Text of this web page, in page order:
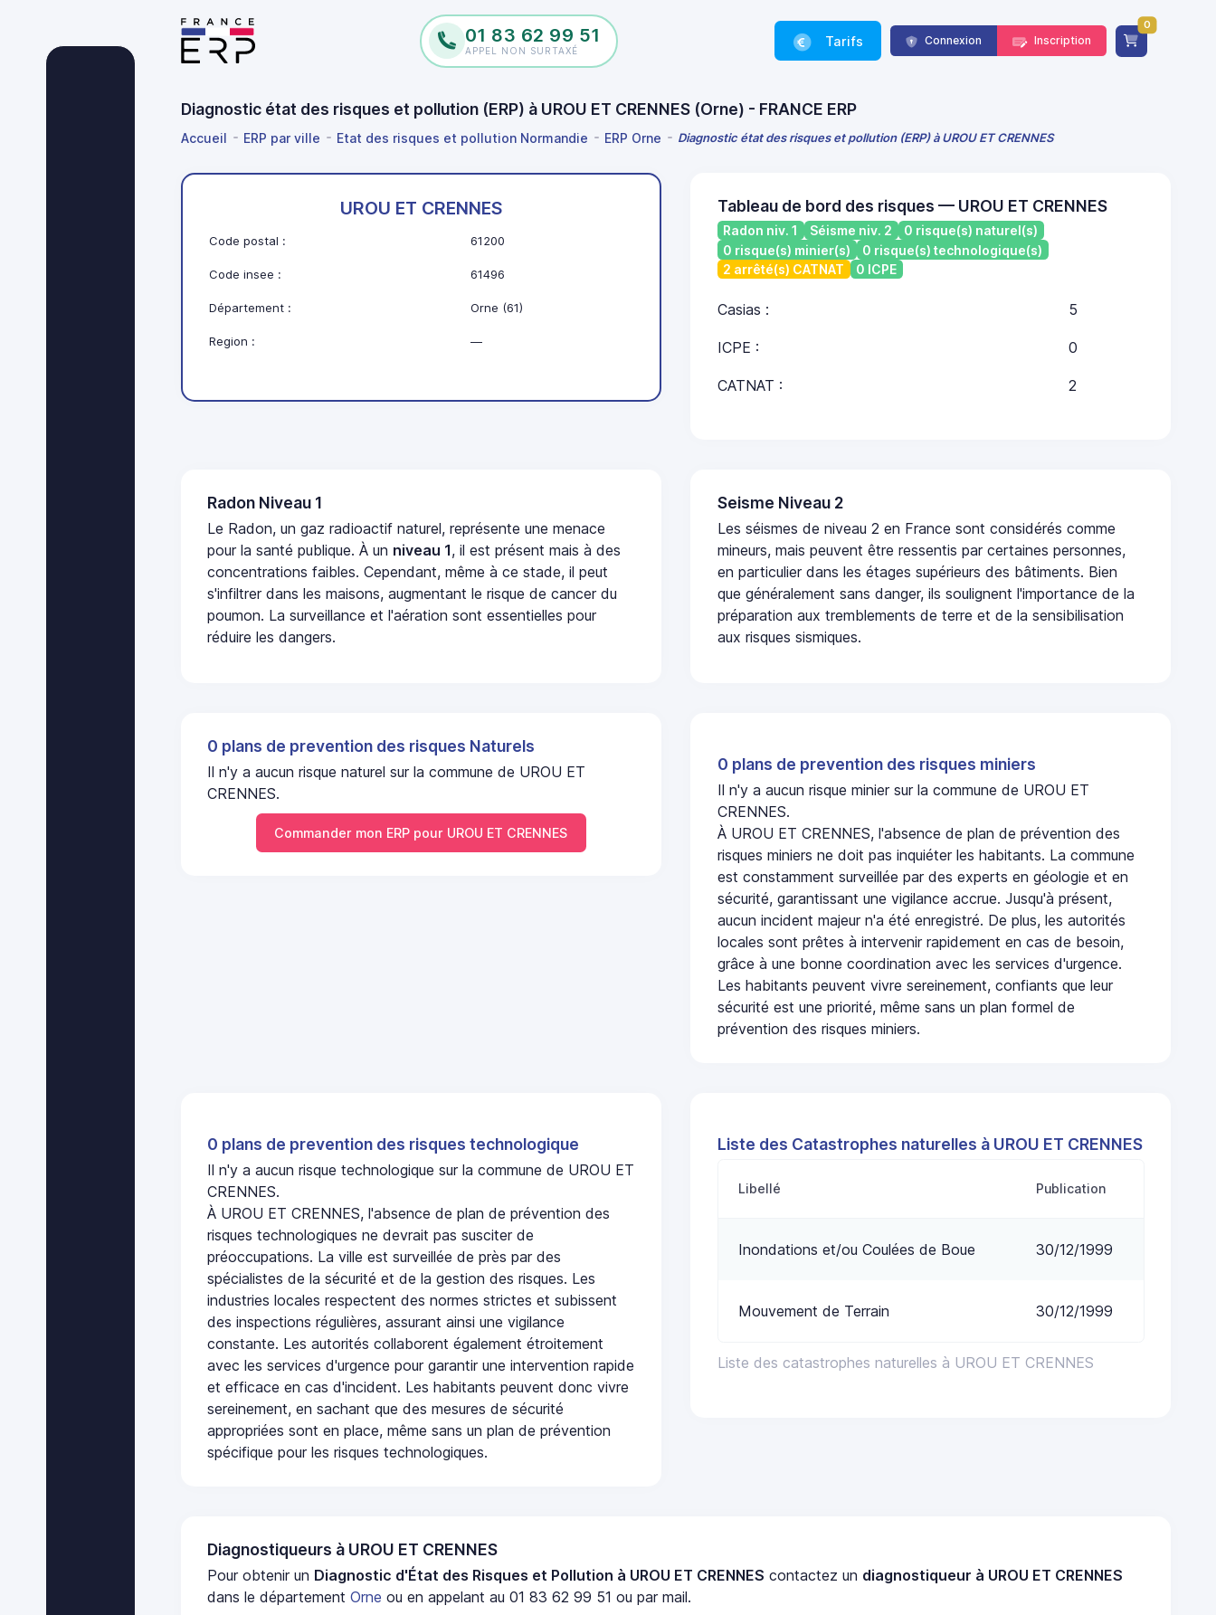
01 83 62 99 51
APPEL NON SURTAXÉ
Tarifs Connexion Inscription
0
Diagnostic état des risques et pollution (ERP) à UROU ET CRENNES (Orne) - FRANCE ERP
Accueil ERP par ville Etat des risques et pollution Normandie ERP Orne Diagnostic état des risques et pollution (ERP) à UROU ET CRENNES
UROU ET CRENNES
Code postal : 61200
Code insee : 61496
Département : Orne (61)
Region : —
Tableau de bord des risques — UROU ET CRENNES
Radon niv. 1 Séisme niv. 2
0 risque(s) naturel(s)
0 risque(s) minier(s)
0 risque(s) technologique(s)
2 arrêté(s) CATNAT
0 ICPE
Casias : 5
ICPE : 0
CATNAT : 2
Radon Niveau 1
Le Radon, un gaz radioactif naturel, représente une menace
pour la santé publique. À un niveau 1, il est présent mais à des
concentrations faibles. Cependant, même à ce stade, il peut
s'infiltrer dans les maisons, augmentant le risque de cancer du
poumon. La surveillance et l'aération sont essentielles pour
réduire les dangers.
Seisme Niveau 2
Les séismes de niveau 2 en France sont considérés comme
mineurs, mais peuvent être ressentis par certaines personnes,
en particulier dans les étages supérieurs des bâtiments. Bien
que généralement sans danger, ils soulignent l'importance de la
préparation aux tremblements de terre et de la sensibilisation
aux risques sismiques.
0 plans de prevention des risques Naturels
Il n'y a aucun risque naturel sur la commune de UROU ET
CRENNES.
Commander mon ERP pour UROU ET CRENNES
0 plans de prevention des risques miniers
Il n'y a aucun risque minier sur la commune de UROU ET
CRENNES.
À UROU ET CRENNES, l'absence de plan de prévention des
risques miniers ne doit pas inquiéter les habitants. La commune
est constamment surveillée par des experts en géologie et en
sécurité, garantissant une vigilance accrue. Jusqu'à présent,
aucun incident majeur n'a été enregistré. De plus, les autorités
locales sont prêtes à intervenir rapidement en cas de besoin,
grâce à une bonne coordination avec les services d'urgence.
Les habitants peuvent vivre sereinement, confiants que leur
sécurité est une priorité, même sans un plan formel de
prévention des risques miniers.
0 plans de prevention des risques technologique
Il n'y a aucun risque technologique sur la commune de UROU ET
CRENNES.
À UROU ET CRENNES, l'absence de plan de prévention des
risques technologiques ne devrait pas susciter de
préoccupations. La ville est surveillée de près par des
spécialistes de la sécurité et de la gestion des risques. Les
industries locales respectent des normes strictes et subissent
des inspections régulières, assurant ainsi une vigilance
constante. Les autorités collaborent également étroitement
avec les services d'urgence pour garantir une intervention rapide
et efficace en cas d'incident. Les habitants peuvent donc vivre
sereinement, en sachant que des mesures de sécurité
appropriées sont en place, même sans un plan de prévention
spécifique pour les risques technologiques.
Liste des Catastrophes naturelles à UROU ET CRENNES
Liste des catastrophes naturelles à UROU ET CRENNES
Libellé Publication
Inondations et/ou Coulées de Boue 30/12/1999
Mouvement de Terrain 30/12/1999
Diagnostiqueurs à UROU ET CRENNES
Pour obtenir un Diagnostic d'État des Risques et Pollution à UROU ET CRENNES contactez un diagnostiqueur à UROU ET CRENNES
dans le départementOrne ou en appelant au 01 83 62 99 51 ou par mail.